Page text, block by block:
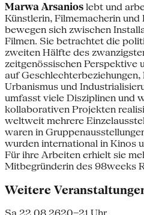
Marwa Arsanios lebt und
Künstlerin, Filmemacherin
bewegen sich zwischen
Filmen. Sie betrachtet die
zweiten Hälfte des
zeitgenössischen Perspektive
auf
Urbanismus und
umfasst viele Disziplinen und
kollaborativen Projekten
weltweit mehrere
waren in
wurden international in Kinos
Für ihre Arbeiten erhielt sie
Mitbegründerin des 98weeks
Weitere